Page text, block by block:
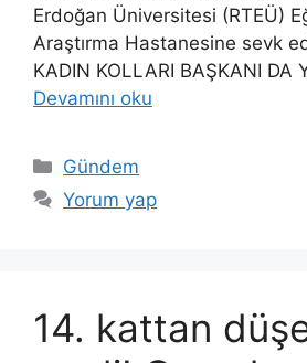
Erdoğan Üniversitesi (RTEÜ)
Araştırma Hastanesine sevk
KADIN KOLLARI BAŞKANI DA
Devamını oku
Kategoriler
Gündem
Yorum yap
14. kattan